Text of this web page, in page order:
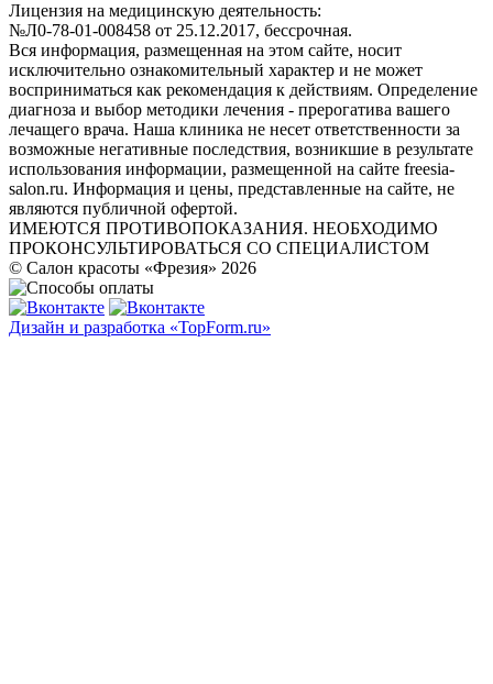
Лицензия на медицинскую деятельность:
№Л0-78-01-008458 от 25.12.2017, бессрочная.
Вся информация, размещенная на этом сайте, носит
исключительно ознакомительный характер и не может
восприниматься как рекомендация к действиям. Определение
диагноза и выбор методики лечения - прерогатива вашего
лечащего врача. Наша клиника не несет ответственности за
возможные негативные последствия, возникшие в результате
использования информации, размещенной на сайте freesia-
salon.ru. Информация и цены, представленные на сайте, не
являются публичной офертой.
ИМЕЮТСЯ ПРОТИВОПОКАЗАНИЯ. НЕОБХОДИМО
ПРОКОНСУЛЬТИРОВАТЬСЯ СО СПЕЦИАЛИСТОМ
© Салон красоты «Фрезия» 2026
Дизайн и разработка «TopForm.ru»